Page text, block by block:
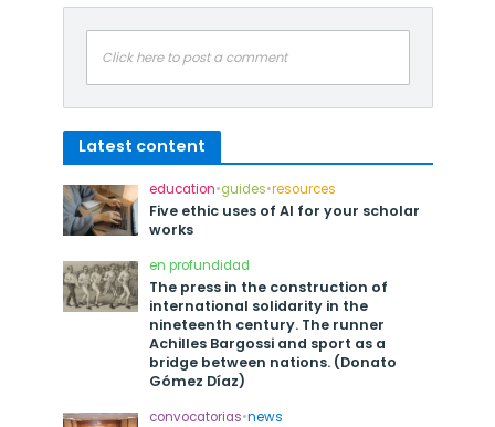
Click here to post a comment
Latest content
education•guides•resources
Five ethic uses of AI for your scholar
works
en profundidad
The press in the construction of
international solidarity in the
nineteenth century. The runner
Achilles Bargossi and sport as a
bridge between nations. (Donato
Gómez Díaz)
convocatorias•news